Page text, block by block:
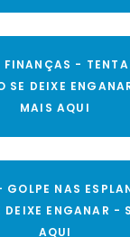
FINANÇAS -
SE DEIXE
MAIS AQUI
NAS
DEIXE ENGANAR -
AQUI